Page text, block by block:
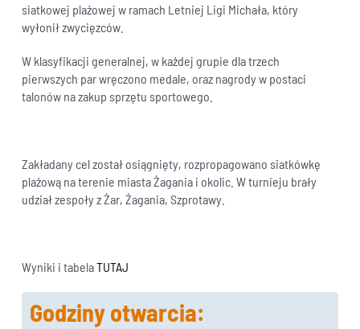
siatkowej plażowej w ramach Letniej Ligi Michała, który
wyłonił zwycięzców.
W klasyfikacji generalnej, w każdej grupie dla trzech
pierwszych par wręczono medale, oraz nagrody w postaci
talonów na zakup sprzętu sportowego.
Zakładany cel został osiągnięty, rozpropagowano siatkówkę
plażową na terenie miasta Żagania i okolic. W turnieju brały
udział zespoły z Żar, Żagania, Szprotawy.
Wyniki i tabelaTUTAJ
Godziny otwarcia: